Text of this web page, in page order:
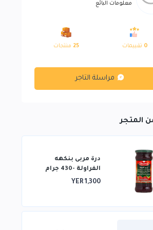
معلومات البائع
0 تقييمات 25 منتجات
مراسلة التاجر
المتجر
درة مربى بنكهه
الفراولة -430 جرام
YER 1,300